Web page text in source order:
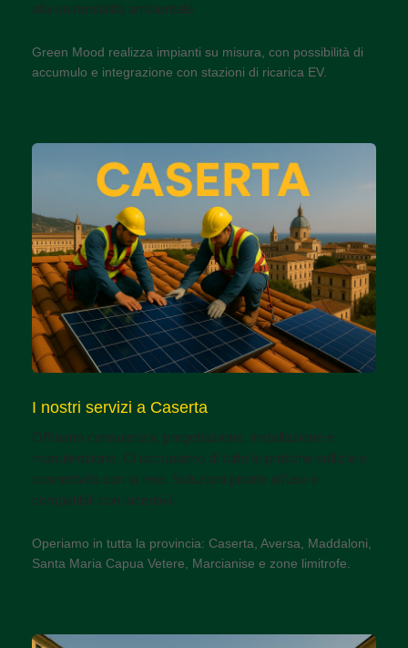
alla sostenibilità ambientale.
Green Mood realizza impianti su misura, con possibilità di
accumulo e integrazione con stazioni di ricarica EV.
I nostri servizi a Caserta
Offriamo consulenza, progettazione, installazione e
manutenzione. Ci occupiamo di tutte le pratiche edilizie e
connettività con la rete. Soluzioni pronte all’uso e
compatibili con incentivi.
Operiamo in tutta la provincia: Caserta, Aversa, Maddaloni,
Santa Maria Capua Vetere, Marcianise e zone limitrofe.